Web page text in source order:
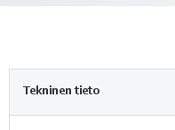
Tekninen tieto